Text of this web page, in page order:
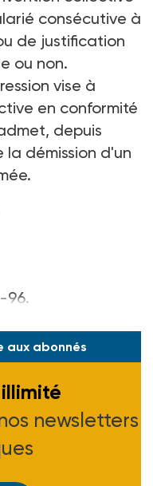
consécutive à
de justification
ou non.
vise à
en conformité
depuis
la démission d'un
96.
aux abonnés
newsletters